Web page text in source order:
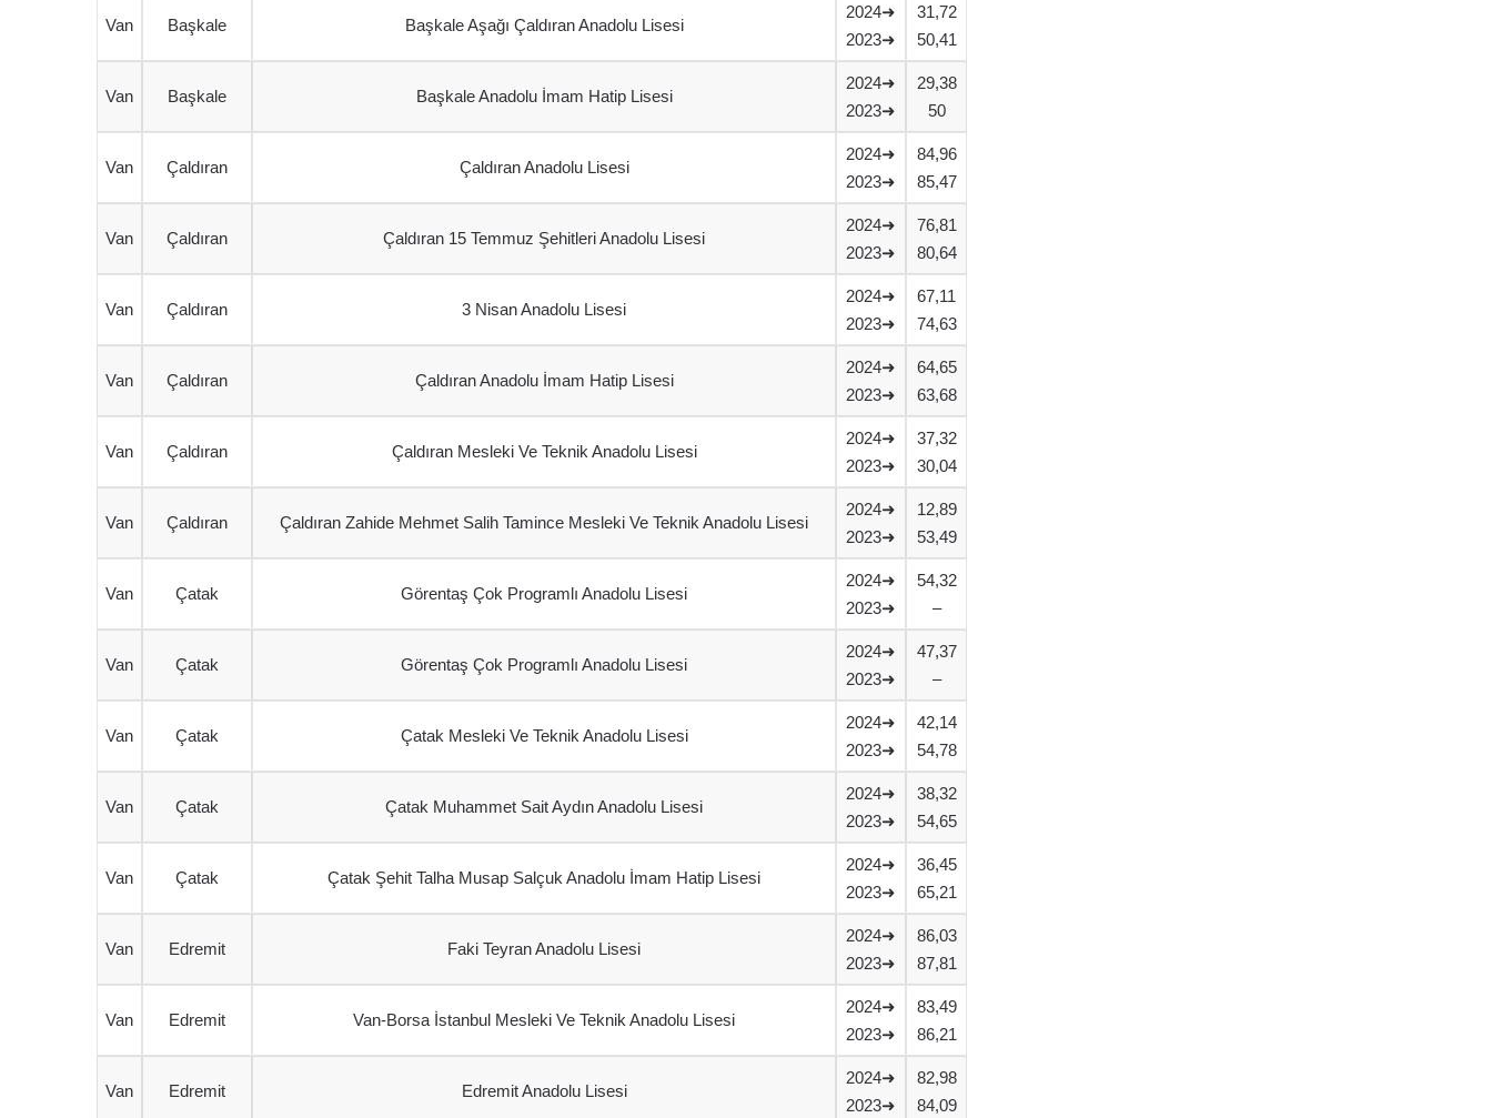
Van Başkale Başkale Aşağı Çaldıran Anadolu Lisesi
2024➜
2023➜
31,72
50,41
Van Başkale Başkale Anadolu İmam Hatip Lisesi
2024➜
2023➜
29,38
50
Van Çaldıran Çaldıran Anadolu Lisesi
2024➜
2023➜
84,96
85,47
Van Çaldıran Çaldıran 15 Temmuz Şehitleri Anadolu Lisesi
2024➜
2023➜
76,81
80,64
Van Çaldıran 3 Nisan Anadolu Lisesi
2024➜
2023➜
67,11
74,63
Van Çaldıran Çaldıran Anadolu İmam Hatip Lisesi
2024➜
2023➜
64,65
63,68
Van Çaldıran Çaldıran Mesleki Ve Teknik Anadolu Lisesi
2024➜
2023➜
37,32
30,04
Van Çaldıran Çaldıran Zahide Mehmet Salih Tamince Mesleki Ve Teknik Anadolu Lisesi
2024➜
2023➜
12,89
53,49
Van Çatak Görentaş Çok Programlı Anadolu Lisesi
2024➜
2023➜
54,32
–
Van Çatak Görentaş Çok Programlı Anadolu Lisesi
2024➜
2023➜
47,37
–
Van Çatak Çatak Mesleki Ve Teknik Anadolu Lisesi
2024➜
2023➜
42,14
54,78
Van Çatak Çatak Muhammet Sait Aydın Anadolu Lisesi
2024➜
2023➜
38,32
54,65
Van Çatak Çatak Şehit Talha Musap Salçuk Anadolu İmam Hatip Lisesi
2024➜
2023➜
36,45
65,21
Van Edremit Faki Teyran Anadolu Lisesi
2024➜
2023➜
86,03
87,81
Van Edremit Van-Borsa İstanbul Mesleki Ve Teknik Anadolu Lisesi
2024➜
2023➜
83,49
86,21
Van Edremit Edremit Anadolu Lisesi
2024➜
2023➜
82,98
84,09